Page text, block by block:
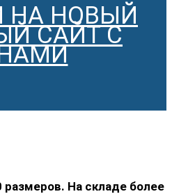
НА НОВЫЙ
САЙТ С
На складе более